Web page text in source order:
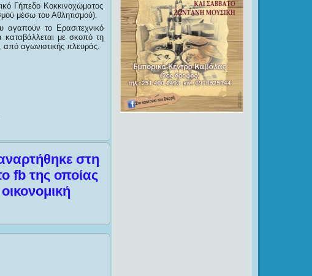
Γήπεδο Κοκκινοχώματος
μέσω του Αθλητισμού).
το Ερασιτεχνικό
καταβάλλεται με σκοπό τη
αγωνιστικής πλευράς.
στη
fb της οποίας